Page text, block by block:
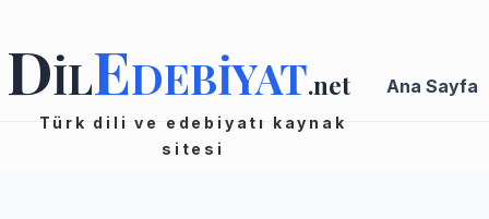
DİLEDEBİYAT.net Ana Sayfa
Türk dili ve edebiyatı kaynak
sitesi